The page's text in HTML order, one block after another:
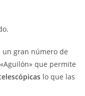
un gran número de
que permite
lo que las